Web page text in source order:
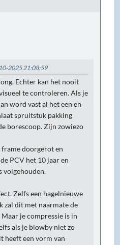
2025 21:08:59
Echter kan het nooit
te controleren. Als je
word vast al het een en
spruitstuk pakking
borescoop. Zijn zowiezo
doorgerot en
PCV het 10 jaar en
volgehouden.
Zelfs een hagelnieuwe
dit met naarmate de
je compressie is in
als je blowby niet zo
heeft een vorm van